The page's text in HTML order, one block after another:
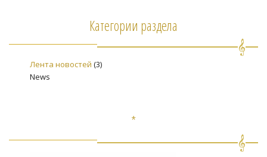
Категории раздела
Лента новостей (3)
News
*